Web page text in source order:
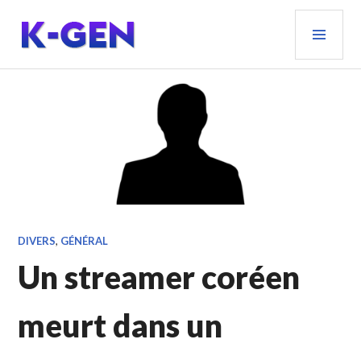
contenu
principal
K-GEN
DIVERS, GÉNÉRAL
Un streamer coréen
meurt dans un